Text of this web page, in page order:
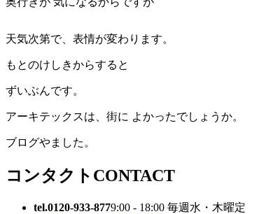
天気次第で、表情が変わります。
もとのけしきからすると
ずいぶんです。
アーキテックスは、街に よかったでしょうか。
ブログやました。
コンタクト CONTACT
tel.0120-933-8779:00 - 18:00 毎週水・木曜定